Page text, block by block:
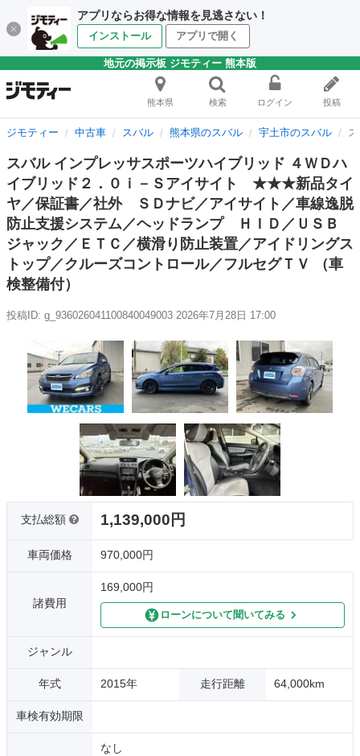
アプリならお得な情報を見逃さない！
インストール アプリで開く
地元の掲示板 ジモティー 熊本版
熊本県 検索 ログイン 投稿
ジモティー 中古車 スバル 熊本県のスバル 宇土市のスバル
スバル インプレッサスポーツハイブリッド ４ＷＤハ
イブリッド２．０ｉ－Ｓアイサイト ★★★新品タイ
ヤ／保証書／社外 ＳＤナビ／アイサイト／車線逸脱
防止支援システム／ヘッドランプ ＨＩＤ／ＵＳＢ
ジャック／ＥＴＣ／横滑り防止装置／アイドリングス
トップ／クルーズコントロール／フルセグＴＶ （車
検整備付）
投稿ID: g_936026041100840049003 2026年7月28日 17:00
支払総額 1,139,000円
車両価格 970,000円
諸費用
169,000円
ローンについて聞いてみる
ジャンル
年式 2015年 走行距離 64,000km
車検有効期限
なし